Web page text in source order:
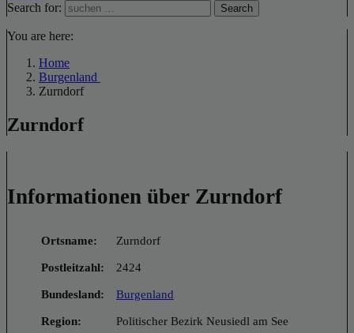
Search for:
Search
You are here:
Home
Burgenland
Zurndorf
Zurndorf
Informationen über Zurndorf
Ortsname: Zurndorf
Postleitzahl: 2424
Bundesland: Burgenland
Region: Politischer Bezirk Neusiedl am See